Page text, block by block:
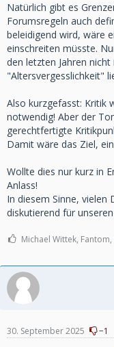
Natürlich gibt es
Forumsregeln auch
beleidigend wird, wäre
einschreiten müsste.
den letzten Jahren
"Altersvergesslichkeit"
Also kurzgefasst: Kritik
notwendig! Aber der
gerechtfertigte
Damit wäre das Ziel,
Wollte dies nur kurz in
Anlass!
In diesem Sinne, vielen
diskutierend für
Michael Wittek,
30. September 2025 −1